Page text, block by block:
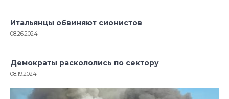
Итальянцы обвиняют сионистов
08.26.2024
Демократы раскололись по сектору
08.19.2024